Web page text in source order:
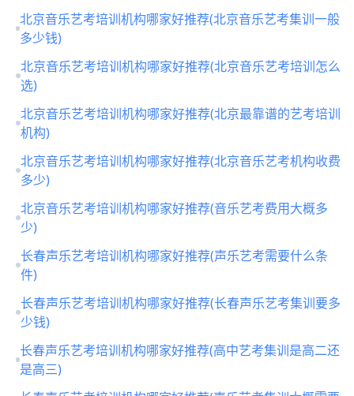
北京音乐艺考培训机构哪家好推荐(北京音乐艺考集训一般
多少钱)
北京音乐艺考培训机构哪家好推荐(北京音乐艺考培训怎么
选)
北京音乐艺考培训机构哪家好推荐(北京最靠谱的艺考培训
机构)
北京音乐艺考培训机构哪家好推荐(北京音乐艺考机构收费
多少)
北京音乐艺考培训机构哪家好推荐(音乐艺考费用大概多
少)
长春声乐艺考培训机构哪家好推荐(声乐艺考需要什么条
件)
长春声乐艺考培训机构哪家好推荐(长春声乐艺考集训要多
少钱)
长春声乐艺考培训机构哪家好推荐(高中艺考集训是高二还
是高三)